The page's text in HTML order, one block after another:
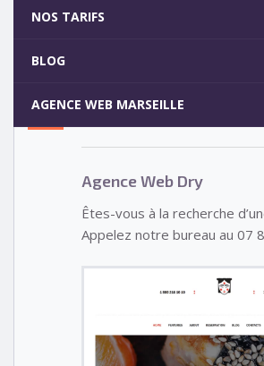
NOS TARIFS
BLOG
AGENCE WEB MARSEILLE
5
Votre site internet pour 29€
Agence Web Dry
Êtes-vous à la recherche
Appelez notre bureau au 07